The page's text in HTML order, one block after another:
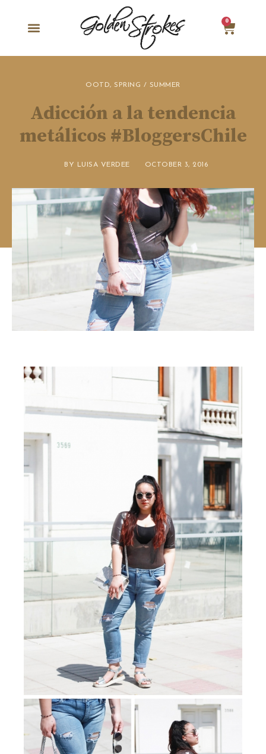
0
OOTD,SPRING / SUMMER
Adicción a la tendencia
metálicos #BloggersChile
BY LUISA VERDEE OCTOBER 3, 2016